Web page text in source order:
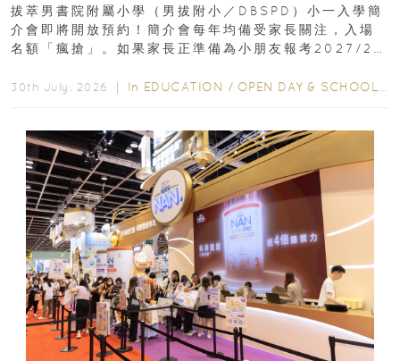
拔萃男書院附屬小學（男拔附小／DBSPD）小一入學簡
介會即將開放預約！簡介會每年均備受家長關注，入場
名額「瘋搶」。如果家長正準備為小朋友報考2027/28
30th July, 2026 ｜ In EDUCATION / OPEN DAY & SCHOOL EVENTS